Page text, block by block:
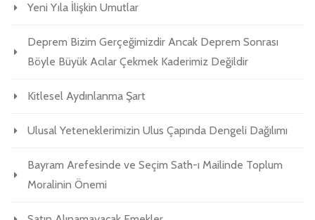
Yeni Yıla İlişkin Umutlar
Deprem Bizim Gerçeğimizdir Ancak Deprem Sonrası
Böyle Büyük Acılar Çekmek Kaderimiz Değildir
Kitlesel Aydınlanma Şart
Ulusal Yeteneklerimizin Ulus Çapında Dengeli Dağılımı
Bayram Arefesinde ve Seçim Sath-ı Mailinde Toplum
Moralinin Önemi